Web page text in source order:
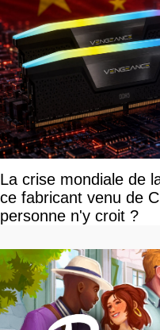
La crise mondiale de
ce fabricant venu de
personne n'y croit ?